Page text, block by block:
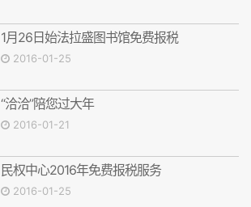
1月26日始法拉盛图书馆免费报税
2016-01-25
“洽洽”陪您过大年
2016-01-21
民权中心2016年免费报税服务
2016-01-25